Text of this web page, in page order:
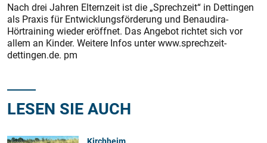
Nach drei Jahren Elternzeit ist die „Sprechzeit“ in Dettingen
als Praxis für Entwicklungsförderung und Benaudira-
Hörtraining wieder eröffnet. Das Angebot richtet sich vor
allem an Kinder. Weitere Infos unter www.sprechzeit-
dettingen.de. pm
LESEN SIE AUCH
Kirchheim